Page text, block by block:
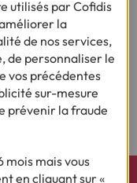
Presse :
utilisés par Cofidis
la
de nos services,
de personnaliser le
vos précédentes
sur-mesure
prévenir la fraude
mais vous
en cliquant sur «